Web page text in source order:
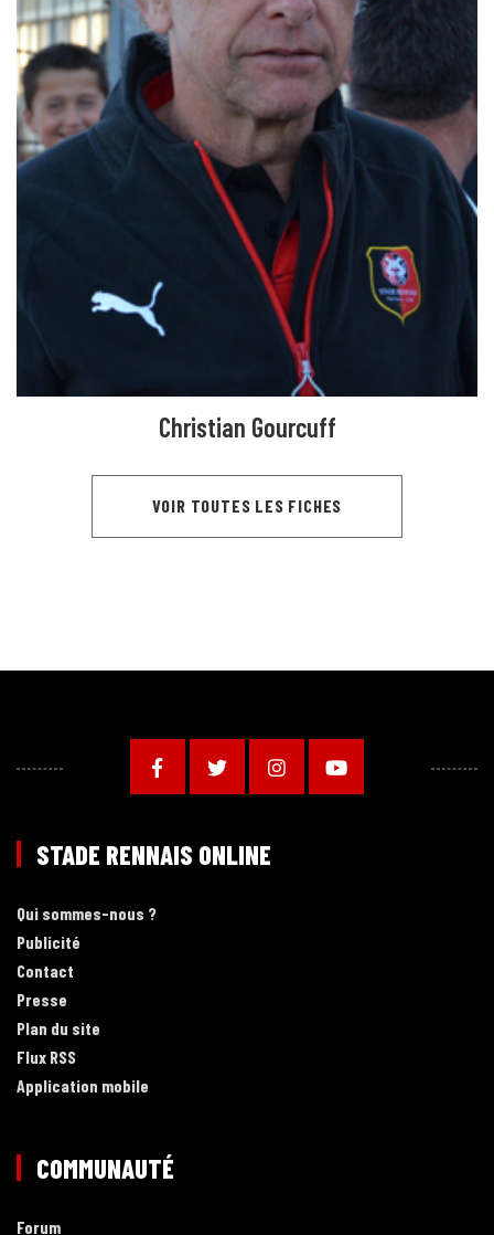
Christian Gourcuff
VOIR TOUTES LES FICHES
STADE RENNAIS ONLINE
Qui sommes-nous ?
Publicité
Contact
Presse
Plan du site
Flux RSS
Application mobile
COMMUNAUTÉ
Forum